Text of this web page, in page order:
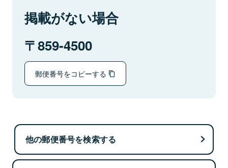
掲載がない場合
859-4500
郵便番号をコピーする
他の郵便番号を検索する